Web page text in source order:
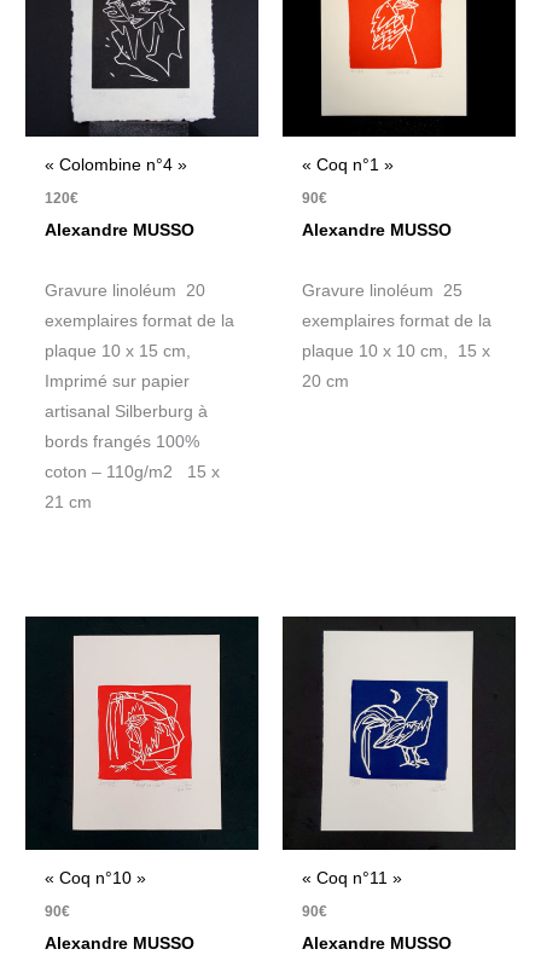
« Colombine n°4 »
120€
Alexandre MUSSO
Gravure linoléum 20
exemplaires format de la
plaque 10 x 15 cm,
Imprimé sur papier
artisanal Silberburg à
bords frangés 100%
coton – 110g/m2 15 x
21 cm
« Coq n°1 »
90€
Alexandre MUSSO
Gravure linoléum 25
exemplaires format de la
plaque 10 x 10 cm, 15 x
20 cm
« Coq n°10 »
90€
Alexandre MUSSO
« Coq n°11 »
90€
Alexandre MUSSO